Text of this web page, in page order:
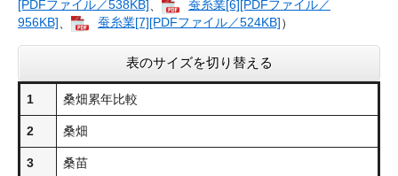
[PDFファイル／538KB]
蚕糸業[6][PDFファイル／
956KB]
蚕糸業[7][PDFファイル／524KB]）
表のサイズを切り替える
1 桑畑累年比較
2 桑畑
3 桑苗